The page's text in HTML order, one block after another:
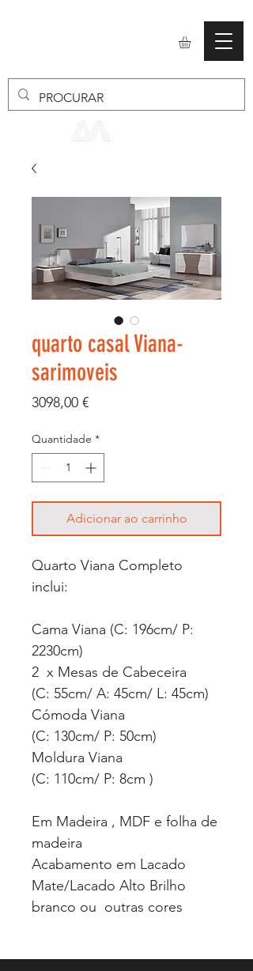
quarto casal Viana-
sarimoveis
3098,00 €Preço
Quantidade *
Adicionar ao carrinho
Quarto Viana Completo
inclui:
Cama Viana (C: 196cm/ P:
2230cm)
2 x Mesas de Cabeceira
(C: 55cm/ A: 45cm/ L: 45cm)
Cómoda Viana
(C: 130cm/ P: 50cm)
Moldura Viana
(C: 110cm/ P: 8cm )
Em Madeira , MDF e folha de
madeira
Acabamento em Lacado
Mate/Lacado Alto Brilho
branco ou outras cores